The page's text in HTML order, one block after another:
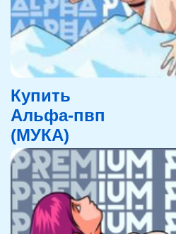
Купить
Альфа-пвп
(МУКА)